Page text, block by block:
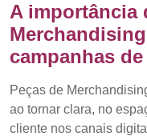
A importância
campanhas
Peças de
ao tornar clara, no
cliente nos canais